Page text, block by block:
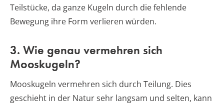
Teilstücke, da ganze Kugeln durch die fehlende
Bewegung ihre Form verlieren würden.
3. Wie genau vermehren sich
Mooskugeln?
Mooskugeln vermehren sich durch Teilung. Dies
geschieht in der Natur sehr langsam und selten, kann